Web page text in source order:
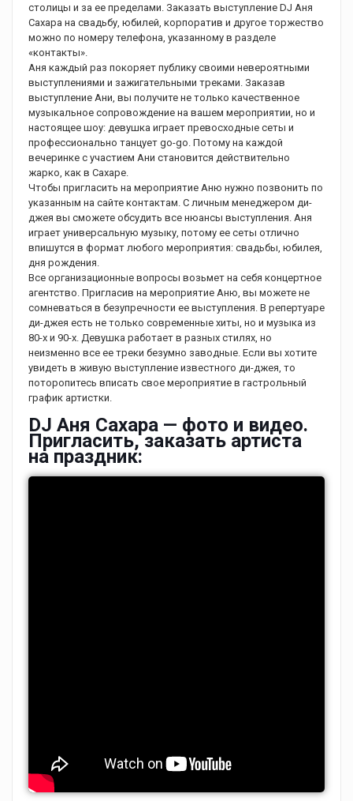
столицы и за ее пределами. Заказать выступление DJ Аня
Cахара на свадьбу, юбилей, корпоратив и другое торжество
можно по номеру телефона, указанному в разделе
«контакты».
Аня каждый раз покоряет публику своими невероятными
выступлениями и зажигательными треками. Заказав
выступление Ани, вы получите не только качественное
музыкальное сопровождение на вашем мероприятии, но и
настоящее шоу: девушка играет превосходные сеты и
профессионально танцует go-go. Потому на каждой
вечеринке с участием Ани становится действительно
жарко, как в Сахаре.
Чтобы пригласить на мероприятие Аню нужно позвонить по
указанным на сайте контактам. С личным менеджером ди-
джея вы сможете обсудить все нюансы выступления. Аня
играет универсальную музыку, потому ее сеты отлично
впишутся в формат любого мероприятия: свадьбы, юбилея,
дня рождения.
Все организационные вопросы возьмет на себя концертное
агентство. Пригласив на мероприятие Аню, вы можете не
сомневаться в безупречности ее выступления. В репертуаре
ди-джея есть не только современные хиты, но и музыка из
80-х и 90-х. Девушка работает в разных стилях, но
неизменно все ее треки безумно заводные. Если вы хотите
увидеть в живую выступление известного ди-джея, то
поторопитесь вписать свое мероприятие в гастрольный
график артистки.
DJ Аня Cахара — фото и видео.
Пригласить, заказать артиста
на праздник: